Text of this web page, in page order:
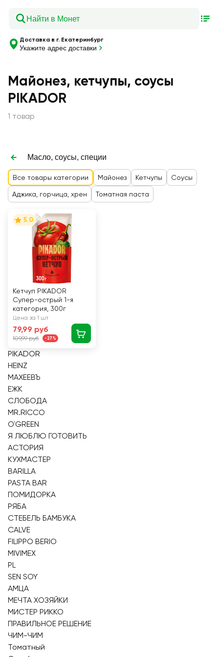
Доставка в г. Екатеринбург
Укажите адрес доставки
Майонез, кетчупы, соусы
PIKADOR
1 товар
Масло, соусы, специи
Все товары категории Майонез Кетчупы Соусы
Аджика, горчица, хрен Томатная паста
5.0
Кетчуп PIKADOR
Супер-острый 1-я
категория, 300г
Цена за 1 шт
79,99 руб
109,99 руб -27%
PIKADOR
HEINZ
МАХЕЕВЪ
ЕЖК
СЛОБОДА
MR.RICCO
O`GREEN
Я ЛЮБЛЮ ГОТОВИТЬ
АСТОРИЯ
КУХМАСТЕР
BARILLA
PASTA BAR
ПОМИДОРКА
РЯБА
СТЕБЕЛЬ БАМБУКА
CALVE
FILIPPO BERIO
MIVIMEX
PL
SEN SOY
АМЦА
МЕЧТА ХОЗЯЙКИ
МИСТЕР РИККО
ПРАВИЛЬНОЕ РЕШЕНИЕ
ЧИМ-ЧИМ
Томатный